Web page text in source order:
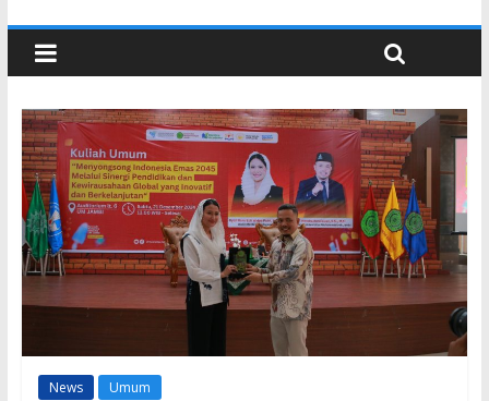
News Umum